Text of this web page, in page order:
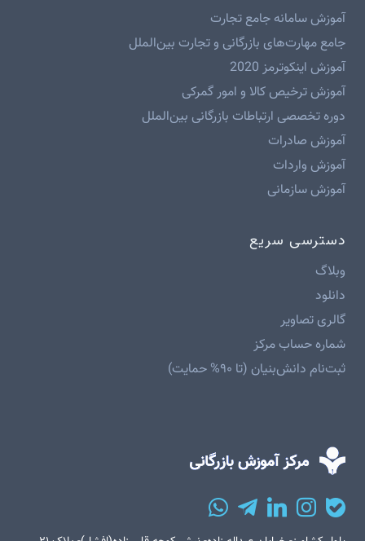
آموزش سامانه جامع تجارت
جامع مهارت‌های بازرگانی و تجارت بین‌الملل
آموزش اینکوترمز 2020
آموزش ترخیص کالا و امور گمرکی
دوره تخصصی ارتباطات بازرگانی بین‌الملل
آموزش صادرات
آموزش واردات
آموزش سازمانی
دسترسی سریع
وبلاگ
دانلود
گالری تصاویر
شماره حساب مرکز
ثبت‌نام دانش‌بنیان (تا ۹۰% حمایت)